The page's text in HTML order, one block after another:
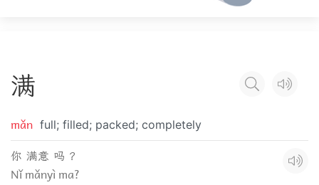
满
mǎn full; filled; packed; completely
你 满意 吗 ？
Nǐ mǎnyì ma?